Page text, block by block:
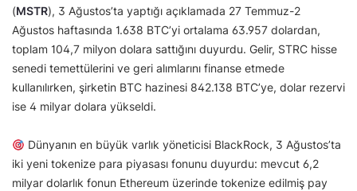
(MSTR), 3 Ağustos’ta yaptığı açıklamada 27 Temmuz-2
Ağustos haftasında 1.638 BTC’yi ortalama 63.957 dolardan,
toplam 104,7 milyon dolara sattığını duyurdu. Gelir, STRC hisse
senedi temettülerini ve geri alımlarını finanse etmede
kullanılırken, şirketin BTC hazinesi 842.138 BTC’ye, dolar rezervi
ise 4 milyar dolara yükseldi.
Dünyanın en büyük varlık yöneticisi BlackRock, 3 Ağustos’ta
iki yeni tokenize para piyasası fonunu duyurdu: mevcut 6,2
milyar dolarlık fonun Ethereum üzerinde tokenize edilmiş pay